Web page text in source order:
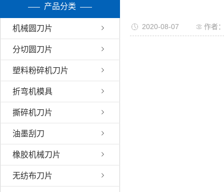
产品分类
机械圆刀片
分切圆刀片
塑料粉碎机刀片
折弯机模具
撕碎机刀片
油墨刮刀
橡胶机械刀片
无纺布刀片
2020-08-07 作者